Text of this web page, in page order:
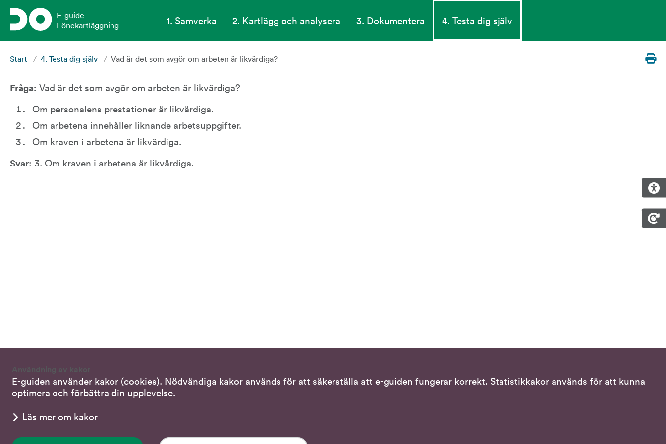
Användning av kakor
E-guiden använder kakor (cookies). Nödvändiga kakor används för att säkerställa att e-guiden fungerar korrekt. Statistikkakor används för att kunna
optimera och förbättra din upplevelse.
Läs mer om kakor
Gå till sidans huvudinnehåll
E-guide
Lönekartläggning
1. Samverka 2. Kartlägg och analysera 3. Dokumentera 4. Testa dig själv
Start / 4. Testa dig själv / Vad är det som avgör om arbeten är likvärdiga?
Fråga: Vad är det som avgör om arbeten är likvärdiga?
Om personalens prestationer är likvärdiga.
Om arbetena innehåller liknande arbetsuppgifter.
Om kraven i arbetena är likvärdiga.
Svar: 3. Om kraven i arbetena är likvärdiga.
Kontakta DO